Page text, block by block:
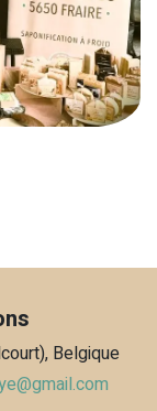
Belgique